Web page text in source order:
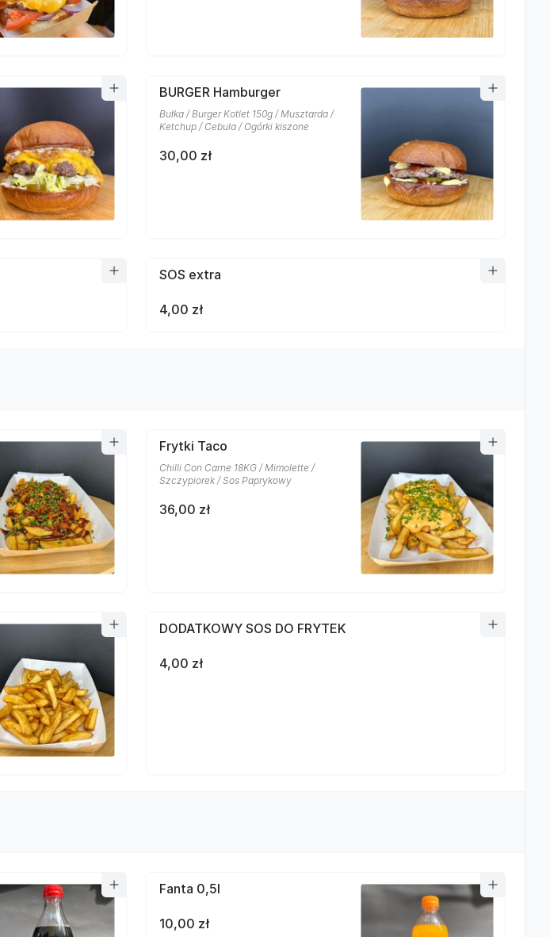
BURGER Hamburger
Bułka / Burger Kotlet 150g / Musztarda /
Ketchup / Cebula / Ogórki kiszone
30,00 zł
SOS extra
4,00 zł
Frytki Taco
Chilli Con Carne 18KG / Mimolette /
Szczypiorek / Sos Paprykowy
36,00 zł
DODATKOWY SOS DO FRYTEK
4,00 zł
Fanta 0,5l
10,00 zł